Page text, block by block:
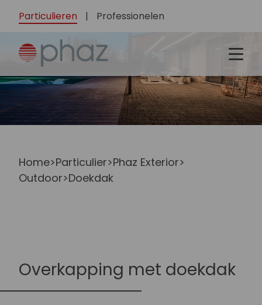
Particulieren | Professionelen
Home>Particulier>Phaz Exterior>
Outdoor>Doekdak
Overkapping met doekdak